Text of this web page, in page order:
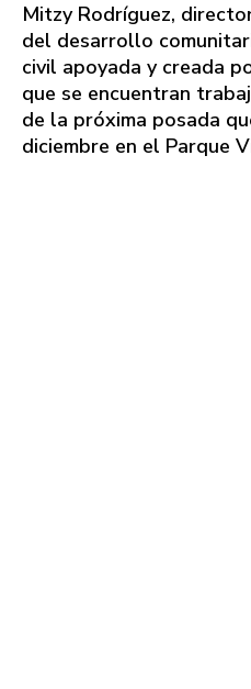
Mitzy Rodríguez,
del desarrollo
civil apoyada y creada
que se encuentran
de la próxima posada
diciembre en el Parque